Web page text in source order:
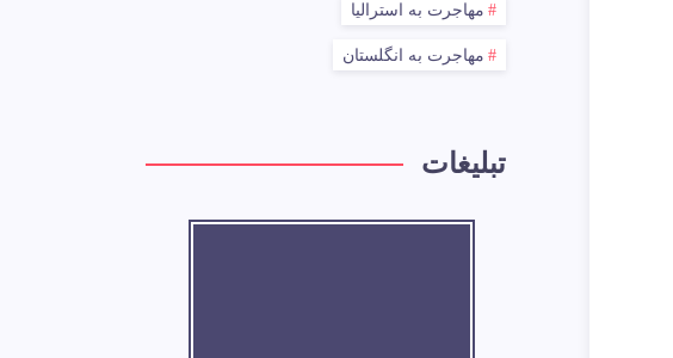
مهاجرت به استرالیا
مهاجرت به انگلستان
تبلیغات